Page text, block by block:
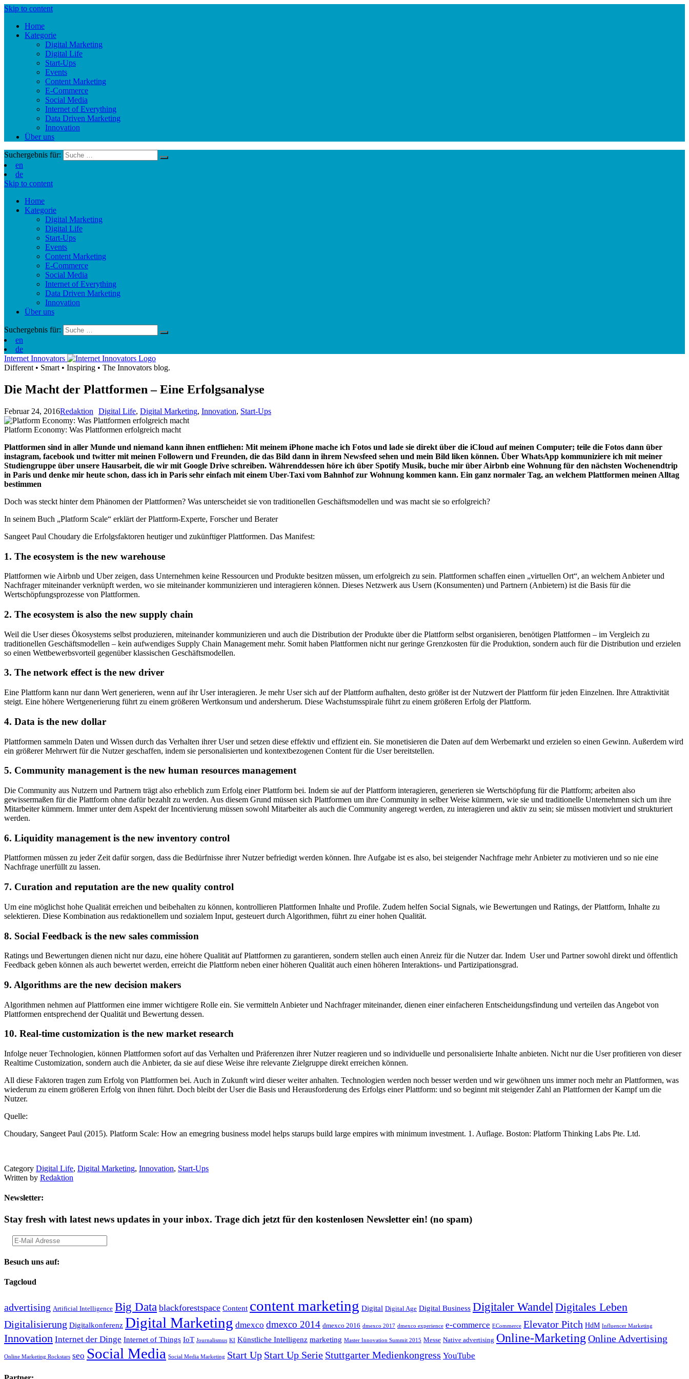
Skip to content
Home
Kategorie
Digital Marketing
Digital Life
Start-Ups
Events
Content Marketing
E-Commerce
Social Media
Internet of Everything
Data Driven Marketing
Innovation
Über uns
Suchergebnis für:
en
de
Skip to content
Home
Kategorie
Digital Marketing
Digital Life
Start-Ups
Events
Content Marketing
E-Commerce
Social Media
Internet of Everything
Data Driven Marketing
Innovation
Über uns
Suchergebnis für:
en
de
Internet Innovators
Different • Smart • Inspiring • The Innovators blog.
Die Macht der Plattformen – Eine Erfolgsanalyse
Februar 24, 2016Redaktion Digital Life, Digital Marketing, Innovation, Start-Ups
Platform Economy: Was Plattformen erfolgreich macht
Plattformen sind in aller Munde und niemand kann ihnen entfliehen: Mit meinem iPhone mache ich Fotos und lade sie direkt über die iCloud auf meinen Computer; teile die Fotos dann über
instagram, facebook und twitter mit meinen Followern und Freunden, die das Bild dann in ihrem Newsfeed sehen und mein Bild liken können. Über WhatsApp kommuniziere ich mit meiner
Studiengruppe über unsere Hausarbeit, die wir mit Google Drive schreiben. Währenddessen höre ich über Spotify Musik, buche mir über Airbnb eine Wohnung für den nächsten Wochenendtrip
in Paris und denke mir heute schon, dass ich in Paris sehr einfach mit einem Uber-Taxi vom Bahnhof zur Wohnung kommen kann. Ein ganz normaler Tag, an welchem Plattformen meinen Alltag
bestimmen
Doch was steckt hinter dem Phänomen der Plattformen? Was unterscheidet sie von traditionellen Geschäftsmodellen und was macht sie so erfolgreich?
In seinem Buch „Platform Scale“ erklärt der Plattform-Experte, Forscher und Berater
Sangeet Paul Choudary die Erfolgsfaktoren heutiger und zukünftiger Plattformen. Das Manifest:
1. The ecosystem is the new warehouse
Plattformen wie Airbnb und Uber zeigen, dass Unternehmen keine Ressourcen und Produkte besitzen müssen, um erfolgreich zu sein. Plattformen schaffen einen „virtuellen Ort“, an welchem Anbieter und
Nachfrager miteinander verknüpft werden, wo sie miteinander kommunizieren und interagieren können. Dieses Netzwerk aus Usern (Konsumenten) und Partnern (Anbietern) ist die Basis für die
Wertschöpfungsprozesse von Plattformen.
2. The ecosystem is also the new supply chain
Weil die User dieses Ökosystems selbst produzieren, miteinander kommunizieren und auch die Distribution der Produkte über die Plattform selbst organisieren, benötigen Plattformen – im Vergleich zu
traditionellen Geschäftsmodellen – kein aufwendiges Supply Chain Management mehr. Somit haben Plattformen nicht nur geringe Grenzkosten für die Produktion, sondern auch für die Distribution und erzielen
so einen Wettbewerbsvorteil gegenüber klassischen Geschäftsmodellen.
3. The network effect is the new driver
Eine Plattform kann nur dann Wert generieren, wenn auf ihr User interagieren. Je mehr User sich auf der Plattform aufhalten, desto größer ist der Nutzwert der Plattform für jeden Einzelnen. Ihre Attraktivität
steigt. Eine höhere Wertgenerierung führt zu einem größeren Wertkonsum und andersherum. Diese Wachstumsspirale führt zu einem größeren Erfolg der Plattform.
4. Data is the new dollar
Plattformen sammeln Daten und Wissen durch das Verhalten ihrer User und setzen diese effektiv und effizient ein. Sie monetisieren die Daten auf dem Werbemarkt und erzielen so einen Gewinn. Außerdem wird
ein größerer Mehrwert für die Nutzer geschaffen, indem sie personalisierten und kontextbezogenen Content für die User bereitstellen.
5. Community management is the new human resources management
Die Community aus Nutzern und Partnern trägt also erheblich zum Erfolg einer Plattform bei. Indem sie auf der Plattform interagieren, generieren sie Wertschöpfung für die Plattform; arbeiten also
gewissermaßen für die Plattform ohne dafür bezahlt zu werden. Aus diesem Grund müssen sich Plattformen um ihre Community in selber Weise kümmern, wie sie und traditionelle Unternehmen sich um ihre
Mitarbeiter kümmern. Immer unter dem Aspekt der Incentivierung müssen sowohl Mitarbeiter als auch die Community angeregt werden, zu interagieren und aktiv zu sein; sie müssen motiviert und strukturiert
werden.
6. Liquidity management is the new inventory control
Plattformen müssen zu jeder Zeit dafür sorgen, dass die Bedürfnisse ihrer Nutzer befriedigt werden können. Ihre Aufgabe ist es also, bei steigender Nachfrage mehr Anbieter zu motivieren und so nie eine
Nachfrage unerfüllt zu lassen.
7. Curation and reputation are the new quality control
Um eine möglichst hohe Qualität erreichen und beibehalten zu können, kontrollieren Plattformen Inhalte und Profile. Zudem helfen Social Signals, wie Bewertungen und Ratings, der Plattform, Inhalte zu
selektieren. Diese Kombination aus redaktionellem und sozialem Input, gesteuert durch Algorithmen, führt zu einer hohen Qualität.
8. Social Feedback is the new sales commission
Ratings und Bewertungen dienen nicht nur dazu, eine höhere Qualität auf Plattformen zu garantieren, sondern stellen auch einen Anreiz für die Nutzer dar. Indem User und Partner sowohl direkt und öffentlich
Feedback geben können als auch bewertet werden, erreicht die Plattform neben einer höheren Qualität auch einen höheren Interaktions- und Partizipationsgrad.
9. Algorithms are the new decision makers
Algorithmen nehmen auf Plattformen eine immer wichtigere Rolle ein. Sie vermitteln Anbieter und Nachfrager miteinander, dienen einer einfacheren Entscheidungsfindung und verteilen das Angebot von
Plattformen entsprechend der Qualität und Bewertung dessen.
10. Real-time customization is the new market research
Infolge neuer Technologien, können Plattformen sofort auf das Verhalten und Präferenzen ihrer Nutzer reagieren und so individuelle und personalisierte Inhalte anbieten. Nicht nur die User profitieren von dieser
Realtime Customization, sondern auch die Anbieter, da sie auf diese Weise ihre relevante Zielgruppe direkt erreichen können.
All diese Faktoren tragen zum Erfolg von Plattformen bei. Auch in Zukunft wird dieser weiter anhalten. Technologien werden noch besser werden und wir gewöhnen uns immer noch mehr an Plattformen, was
wiederum zu einem größeren Erfolg von ihnen führt. Doch bleibt der User die Basis und Herausforderung des Erfolgs einer Plattform: und so beginnt mit steigender Zahl an Plattformen der Kampf um die
Nutzer.
Quelle:
Choudary, Sangeet Paul (2015). Platform Scale: How an emegring business model helps starups build large empires with minimum investment. 1. Auflage. Boston: Platform Thinking Labs Pte. Ltd.
Category Digital Life, Digital Marketing, Innovation, Start-Ups
Written by Redaktion
Newsletter:
Stay fresh with latest news updates in your inbox. Trage dich jetzt für den kostenlosen Newsletter ein! (no spam)
Besuch uns auf:
Tagcloud
advertising Artificial Intelligence Big Data blackforestspace Content content marketing Digital Digital Age Digital Business Digitaler WandelDigitales Leben
Digitalisierung Digitalkonferenz Digital Marketing dmexco dmexco 2014 dmexco 2016 dmexco 2017 dmexco experience e-commerce ECommerce Elevator Pitch HdM Influencer Marketing
Innovation Internet der Dinge Internet of Things IoT Journalismus KI Künstliche Intelligenz marketing Master Innovation Summit 2015 Messe Native advertising Online-MarketingOnline Advertising
Online Marketing Rockstars seo Social Media Social Media Marketing Start Up Start Up Serie Stuttgarter Medienkongress YouTube